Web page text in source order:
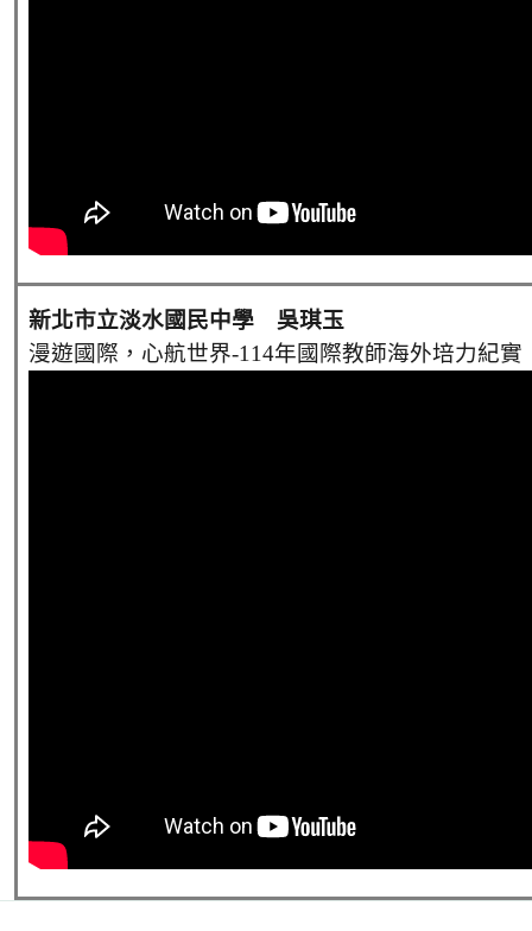
新北市立淡水國民中學 吳琪玉
漫遊國際，心航世界-114年國際教師海外培力紀實